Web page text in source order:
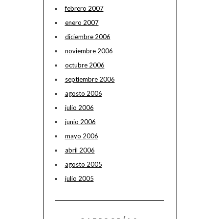
febrero 2007
enero 2007
diciembre 2006
noviembre 2006
octubre 2006
septiembre 2006
agosto 2006
julio 2006
junio 2006
mayo 2006
abril 2006
agosto 2005
julio 2005